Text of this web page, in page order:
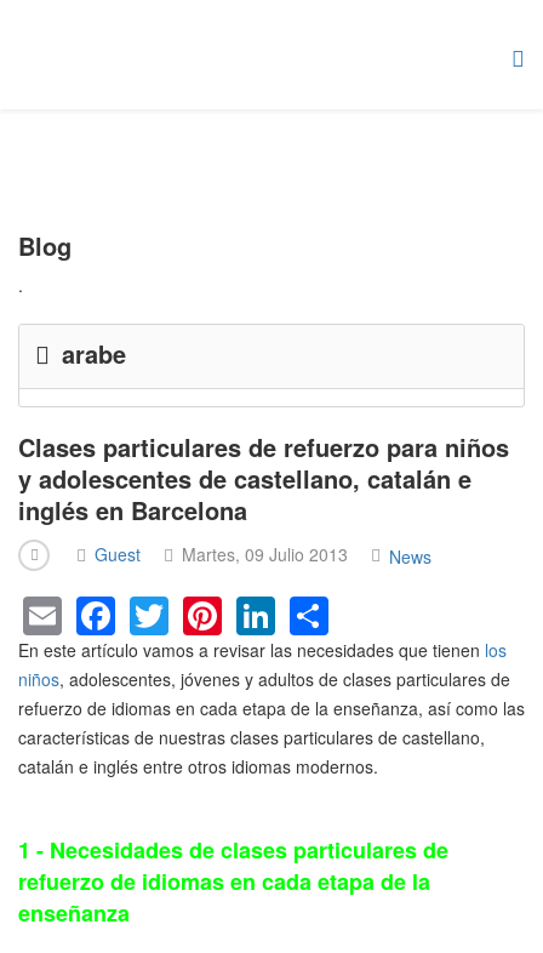
Blog
.
arabe
Clases particulares de refuerzo para niños
y adolescentes de castellano, catalán e
inglés en Barcelona
Guest Martes, 09 Julio 2013 News
E
m
ail
F
a
c
e
b
o
k
T
wi
tt
er
Pi
nt
er
e
st
Li
n
k
e
dI
h
ar
e
En este artículo vamos a revisar las necesidades que tienen los
niños, adolescentes, jóvenes y adultos de clases particulares de
refuerzo de idiomas en cada etapa de la enseñanza, así como las
características de nuestras clases particulares de castellano,
catalán e inglés entre otros idiomas modernos.
1 - Necesidades de clases particulares de
refuerzo de idiomas en cada etapa de la
enseñanza